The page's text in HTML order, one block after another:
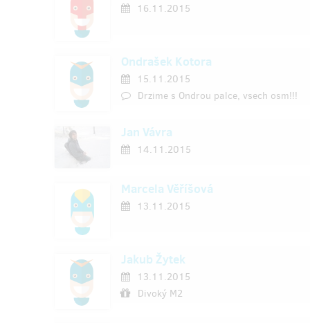
16.11.2015
Ondrašek Kotora
15.11.2015
Drzime s Ondrou palce, vsech osm!!!
Jan Vávra
14.11.2015
Marcela Věříšová
13.11.2015
Jakub Žytek
13.11.2015
Divoký M2